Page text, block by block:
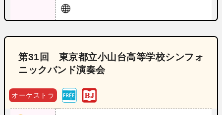
第31回 東京都立小山台高等学校シンフォ
ニックバンド演奏会
オーケストラ